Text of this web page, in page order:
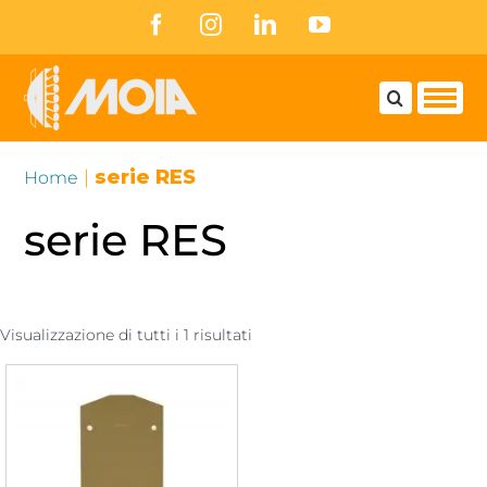
content
FacebookInstagramLinkedInYouTube
Home | serie RES
serie RES
Visualizzazione di tutti i 1 risultati